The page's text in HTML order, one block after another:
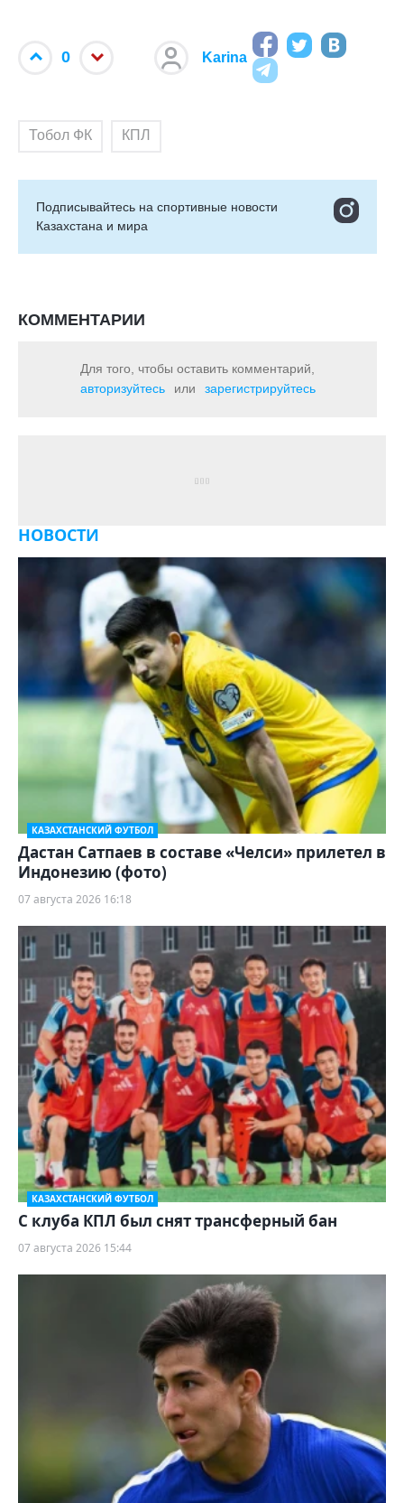
0 Karina
Тобол ФК КПЛ
Подписывайтесь на cпортивные новости
Казахстана и мира
КОММЕНТАРИИ
Для того, чтобы оставить комментарий,
авторизуйтесь
или зарегистрируйтесь
НОВОСТИ
КАЗАХСТАНСКИЙ ФУТБОЛ
Дастан Сатпаев в составе «Челси» прилетел в
Индонезию (фото)
07 августа 2026 16:18
КАЗАХСТАНСКИЙ ФУТБОЛ
С клуба КПЛ был снят трансферный бан
07 августа 2026 15:44